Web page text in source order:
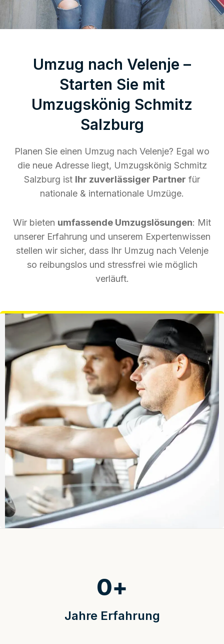
Umzug nach Velenje –
Starten Sie mit
Umzugskönig Schmitz
Salzburg
Planen Sie einen Umzug nach Velenje? Egal wo
die neue Adresse liegt, Umzugskönig Schmitz
Salzburg ist Ihr zuverlässiger Partner für
nationale & internationale Umzüge.
Wir bieten umfassende Umzugslösungen: Mit
unserer Erfahrung und unserem Expertenwissen
stellen wir sicher, dass Ihr Umzug nach Velenje
so reibungslos und stressfrei wie möglich
verläuft.
Jahre Erfahrung
0+